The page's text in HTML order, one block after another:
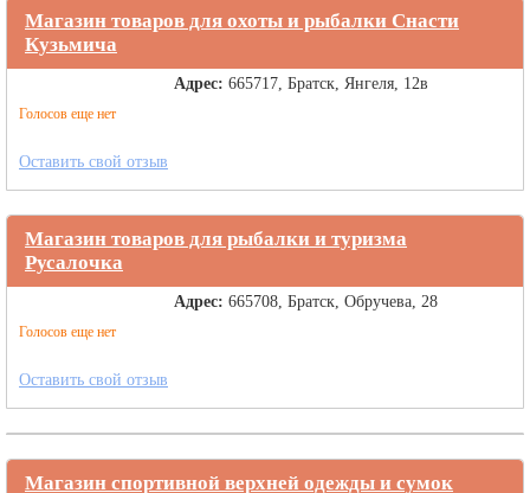
Магазин товаров для охоты и рыбалки Снасти
Кузьмича
Голосов еще нет
Адрес: 665717, Братск, Янгеля, 12в
Оставить свой отзыв
Магазин товаров для рыбалки и туризма
Русалочка
Голосов еще нет
Адрес: 665708, Братск, Обручева, 28
Оставить свой отзыв
Магазин спортивной верхней одежды и сумок